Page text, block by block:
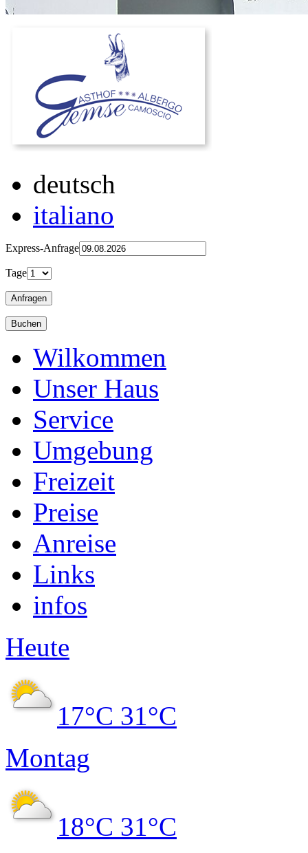
deutsch
italiano
Express-Anfrage
Tage
Wilkommen
Unser Haus
Service
Umgebung
Freizeit
Preise
Anreise
Links
infos
Heute
17°C 31°C
Montag
18°C 31°C